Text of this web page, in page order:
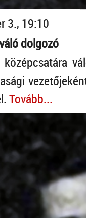
3., 19:10
dolgozó
Tovább...